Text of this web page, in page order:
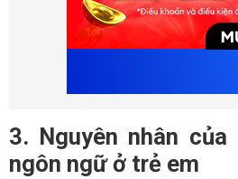
3. Nguyên nhân
ngôn ngữ ở trẻ em